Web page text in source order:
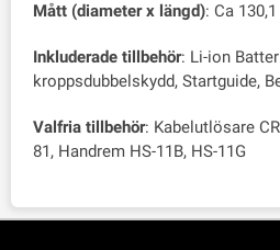
Mått (diameter x längd): Ca
Inkluderade tillbehör: Li-ion
kroppsdubbelskydd, Startguide,
Valfria tillbehör: Kabelutlösare
81, Handrem HS-11B, HS-11G